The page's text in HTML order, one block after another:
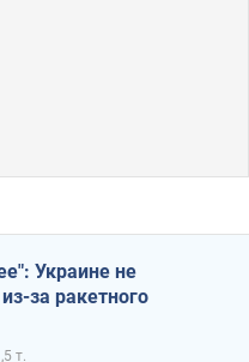
Украине не
за ракетного
т.